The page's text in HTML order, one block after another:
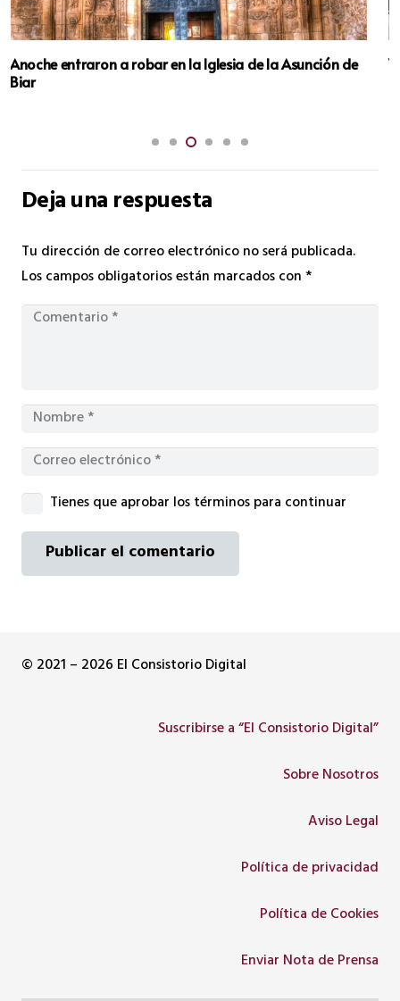
Villena inicia las catas arqueológicas en el solar de la
Plaza Mayor donde planifica un nuevo edificio municipal
Deja una respuesta
Tu dirección de correo electrónico no será publicada.
Los campos obligatorios están marcados con*
Tienes que aprobar los términos para continuar
Publicar el comentario
© 2021 – 2026 El Consistorio Digital
Suscribirse a “El Consistorio Digital”
Sobre Nosotros
Aviso Legal
Política de privacidad
Política de Cookies
Enviar Nota de Prensa